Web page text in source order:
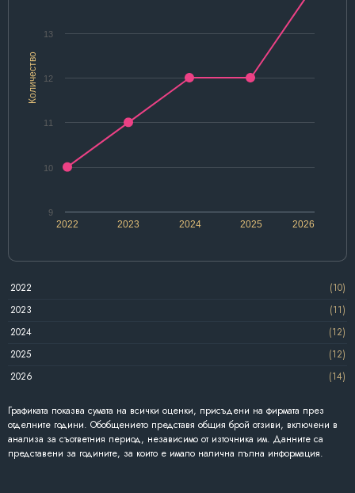
Количество
2022 2024 2026
2023 2025
9
10
11
12
13
2022
(10)
2023
(11)
2024
(12)
2025
(12)
2026
(14)
Графиката показва сумата на всички оценки, присъдени на фирмата през
отделните години. Обобщението представя общия брой отзиви, включени в
анализа за съответния период, независимо от източника им. Данните са
представени за годините, за които е имало налична пълна информация.